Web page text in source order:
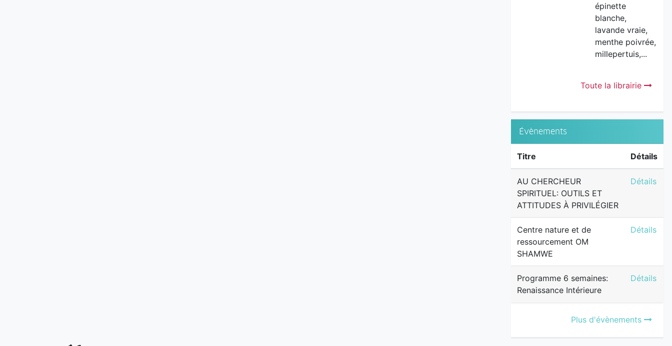
épinette
blanche,
lavande vraie,
menthe poivrée,
millepertuis,...
Toute la librairie
Évènements
Titre Détails
AU CHERCHEUR
SPIRITUEL: OUTILS ET
ATTITUDES À PRIVILÉGIER
AU
Détails
Centre nature et de
ressourcement OM
SHAMWE
Centre
Détails
Programme 6 semaines:
Renaissance Intérieure
Détails
Plus d'évènements